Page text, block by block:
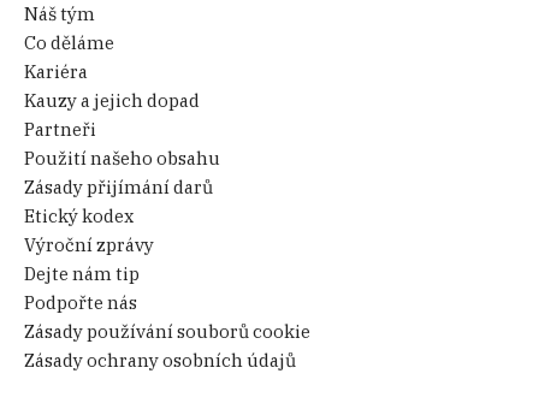
Náš tým
Co děláme
Kariéra
Kauzy a jejich dopad
Partneři
Použití našeho obsahu
Zásady přijímání darů
Etický kodex
Výroční zprávy
Dejte nám tip
Podpořte nás
Zásady používání souborů cookie
Zásady ochrany osobních údajů